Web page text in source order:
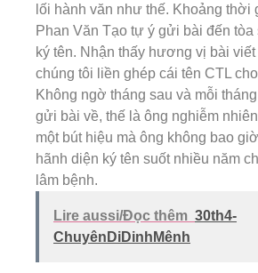
lối hành văn như thế. Khoảng thời
Phan Văn Tạo tự ý gửi bài đến tòa
ký tên. Nhận thấy hương vị bài viết
chúng tôi liền ghép cái tên CTL
Không ngờ tháng sau và mỗi
gửi bài về, thế là ông nghiễm
một bút hiệu mà ông không bao
hãnh diện ký tên suốt nhiều năm
lâm bệnh.
Lire aussi/Đọc thêm 30th4-
ChuyênDiDinhMênh